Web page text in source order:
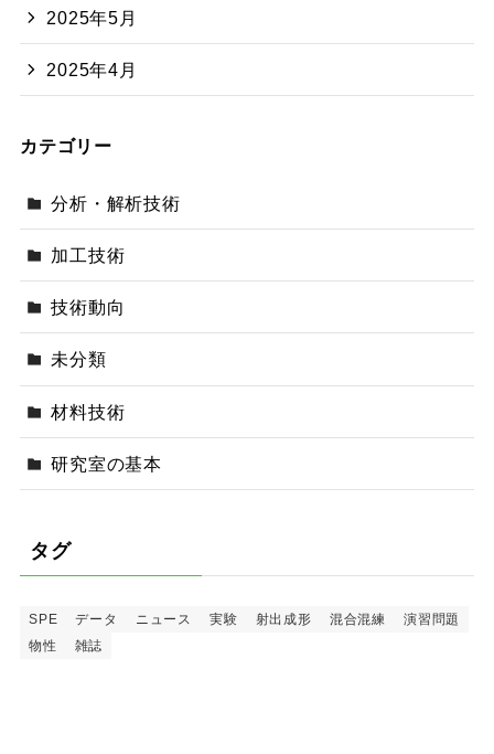
2025年5月
2025年4月
カテゴリー
分析・解析技術
加工技術
技術動向
未分類
材料技術
研究室の基本
タグ
SPE データ ニュース 実験 射出成形 混合混練
演習問題
物性
雑誌